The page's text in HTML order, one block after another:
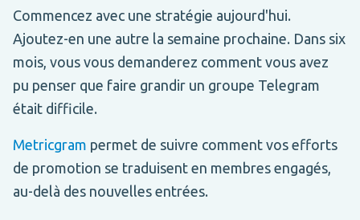
Commencez avec une stratégie aujourd'hui.
Ajoutez-en une autre la semaine prochaine. Dans six
mois, vous vous demanderez comment vous avez
pu penser que faire grandir un groupe Telegram
était difficile.
Metricgram permet de suivre comment vos efforts
de promotion se traduisent en membres engagés,
au-delà des nouvelles entrées.